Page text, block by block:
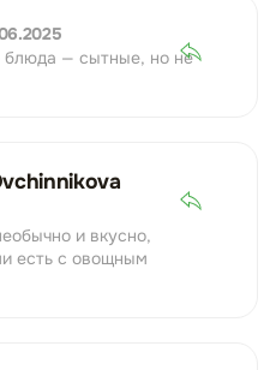
— сытные, но не
и вкусно,
есть с овощным